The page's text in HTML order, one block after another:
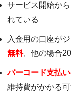
サービス開始から
れている
入金用の口座が
無料、他の場合
バーコード支払
維持費がかかる